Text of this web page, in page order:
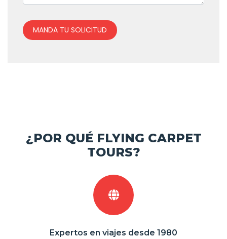
MANDA TU SOLICITUD
¿POR QUÉ FLYING CARPET
TOURS?
Expertos en viajes desde 1980